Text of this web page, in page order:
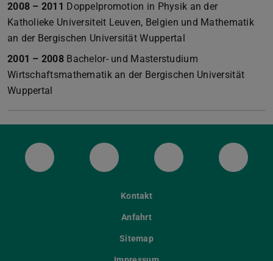
2008 – 2011 Doppelpromotion in Physik an der
Katholieke Universiteit Leuven, Belgien und Mathematik
an der Bergischen Universität Wuppertal
2001 – 2008 Bachelor- und Masterstudium
Wirtschaftsmathematik an der Bergischen Universität
Wuppertal
Mastodon YouTube Instagram
Kontakt
Anfahrt
Sitemap